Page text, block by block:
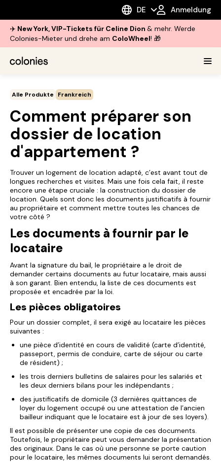
DE Anmeldung
✈️ New York, VIP-Tickets für Celine Dion & mehr. Werde
Colonies-Mieter und drehe am ColoWheel! 🎁
Alle Produkte Frankreich
Comment préparer son
dossier de location
d'appartement ?
Trouver un logement de location adapté, c’est avant tout de
longues recherches et visites. Mais une fois cela fait, il reste
encore une étape cruciale : la construction du dossier de
location. Quels sont donc les documents justificatifs à fournir
au propriétaire et comment mettre toutes les chances de
votre côté ?
Les documents à fournir par le
locataire
Avant la signature du bail, le propriétaire a le droit de
demander certains documents au futur locataire, mais aussi
à son garant. Bien entendu, la liste de ces documents est
proposée et encadrée par la loi.
Les pièces obligatoires
Pour un dossier complet, il sera exigé au locataire les pièces
suivantes :
une pièce d’identité en cours de validité (carte d’identité,
passeport, permis de conduire, carte de séjour ou carte
de résident) ;
les trois derniers bulletins de salaires pour les salariés et
les deux derniers bilans pour les indépendants ;
des justificatifs de domicile (3 dernières quittances de
loyer du logement occupé ou une attestation de l’ancien
bailleur indiquant que le locataire est à jour de ses loyers).
Il est possible de présenter une copie de ces documents.
Toutefois, le propriétaire peut vous demander la présentation
des originaux. Dans le cas où une personne se porte caution
pour le locataire, les mêmes documents lui seront demandés.